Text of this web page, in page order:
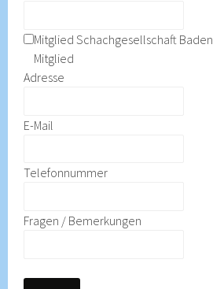
Mitglied Schachgesellschaft
Mitglied
Adresse
E-Mail
Telefonnummer
Fragen / Bemerkungen